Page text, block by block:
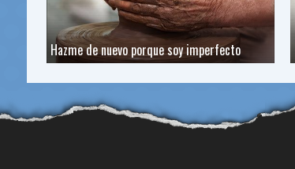
Hazme de nuevo porque soy imperfecto